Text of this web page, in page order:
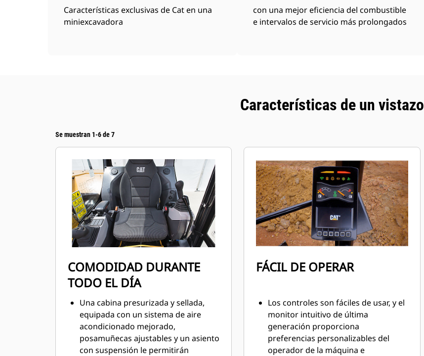
Características exclusivas de Cat en una
miniexcavadora
con una mejor eficiencia del combustible
e intervalos de servicio más prolongados
Características de un vistazo
Se muestran 1-6 de 7
COMODIDAD DURANTE
TODO EL DÍA
Una cabina presurizada y sellada,
equipada con un sistema de aire
acondicionado mejorado,
posamuñecas ajustables y un asiento
con suspensión le permitirán
FÁCIL DE OPERAR
Los controles son fáciles de usar, y el
monitor intuitivo de última
generación proporciona
preferencias personalizables del
operador de la máquina e